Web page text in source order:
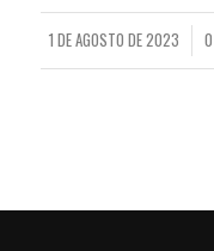
1 DE AGOSTO DE 2023
/